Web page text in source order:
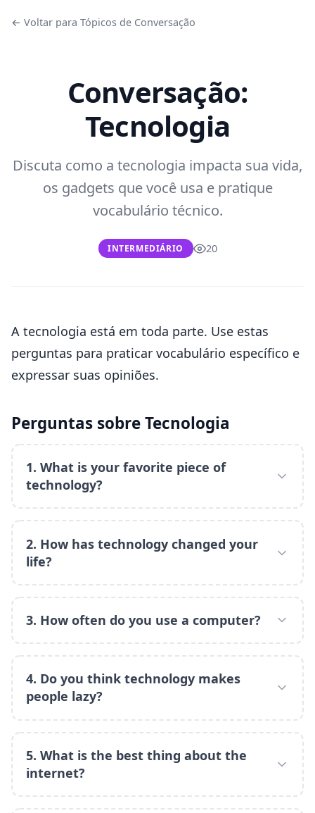
← Voltar para Tópicos de Conversação
Conversação:
Tecnologia
Discuta como a tecnologia impacta sua vida,
os gadgets que você usa e pratique
vocabulário técnico.
INTERMEDIÁRIO 20
A tecnologia está em toda parte. Use estas
perguntas para praticar vocabulário específico e
expressar suas opiniões.
Perguntas sobre Tecnologia
1. What is your favorite piece of
technology?
2. How has technology changed your
life?
3. How often do you use a computer?
4. Do you think technology makes
people lazy?
5. What is the best thing about the
internet?